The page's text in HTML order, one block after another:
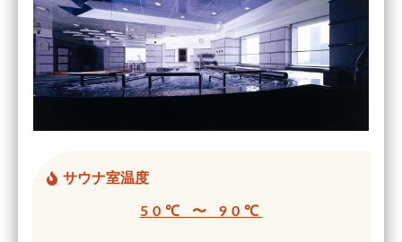
サウナ室温度
50℃ 〜 90℃